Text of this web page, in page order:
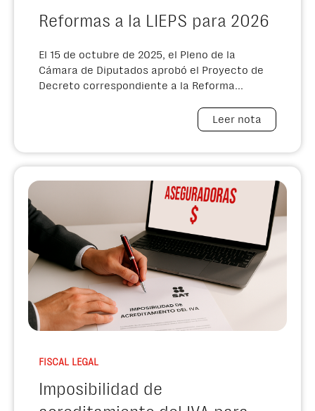
Reformas a la LIEPS para 2026
El 15 de octubre de 2025, el Pleno de la
Cámara de Diputados aprobó el Proyecto de
Decreto correspondiente a la Reforma...
Leer nota
FISCAL LEGAL
Imposibilidad de